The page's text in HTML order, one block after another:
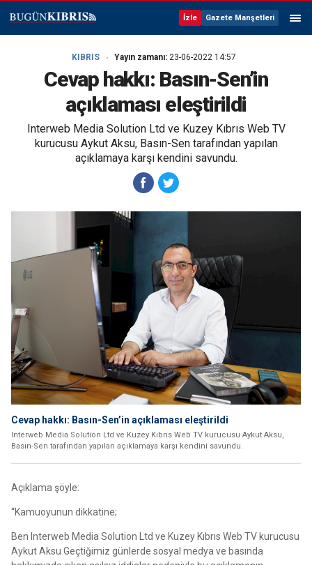
İzle Gazete Manşetleri
KIBRIS Yayın zamanı: 23-06-2022 14:57
Cevap hakkı: Basın-Sen’in
açıklaması eleştirildi
Interweb Media Solution Ltd ve Kuzey Kıbrıs Web TV
kurucusu Aykut Aksu, Basın-Sen tarafından yapılan
açıklamaya karşı kendini savundu.
Cevap hakkı: Basın-Sen’in açıklaması eleştirildi
Interweb Media Solution Ltd ve Kuzey Kıbrıs Web TV kurucusu Aykut Aksu,
Basın-Sen tarafından yapılan açıklamaya karşı kendini savundu.
Açıklama şöyle:
“Kamuoyunun dikkatine;
Ben Interweb Media Solution Ltd ve Kuzey Kıbrıs Web TV kurucusu
Aykut Aksu Geçtiğimiz günlerde sosyal medya ve basında